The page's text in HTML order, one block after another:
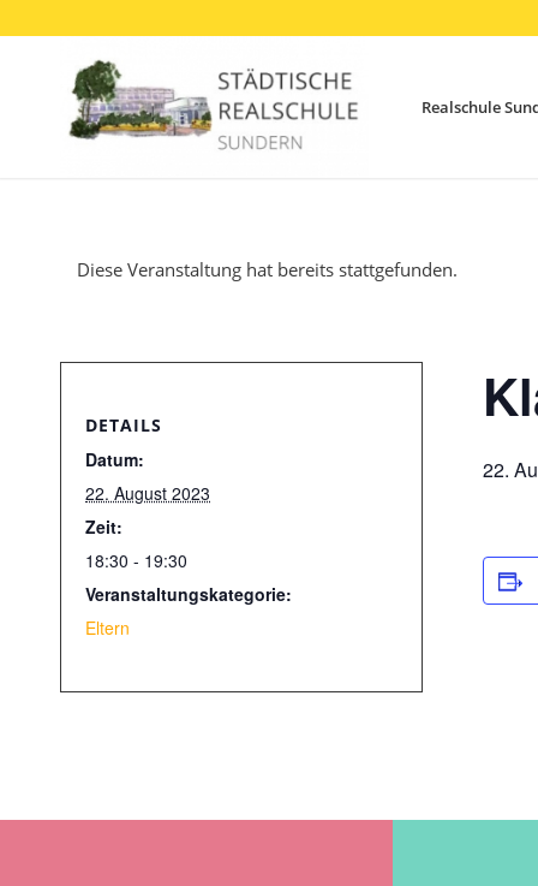
Realschule
Diese Veranstaltung hat bereits stattgefunden.
22.
DETAILS
Datum:
22. August 2023
Zeit:
18:30 - 19:30
Veranstaltungskategorie:
Eltern